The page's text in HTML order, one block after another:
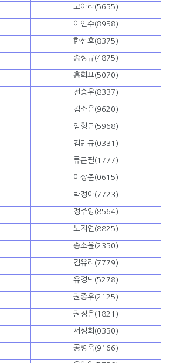
고아라(5655)
이인수(8958)
한선호(8375)
송상규(4875)
홍희표(5070)
전승우(8337)
김소은(9620)
임형근(5968)
김만규(0331)
류근필(1777)
이상준(0615)
박정아(7723)
정주영(8564)
노지연(8825)
송소윤(2350)
김유리(7779)
유경덕(5278)
권종우(2125)
권정은(1821)
서성희(0330)
공병욱(9166)